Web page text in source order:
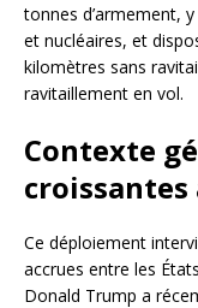
tonnes d’armement,
et nucléaires, et
kilomètres sans
ravitaillement en vol.
Contexte
croissantes
Ce déploiement
accrues entre les
Donald Trump a